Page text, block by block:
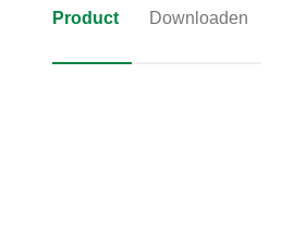
Product Downloaden